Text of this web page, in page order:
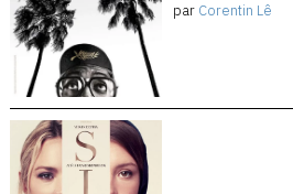
par Corentin Lê